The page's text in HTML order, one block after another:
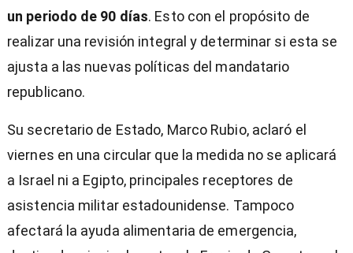
un periodo de 90 días. Esto con el propósito de
realizar una revisión integral y determinar si esta se
ajusta a las nuevas políticas del mandatario
republicano.
Su secretario de Estado, Marco Rubio, aclaró el
viernes en una circular que la medida no se aplicará
a Israel ni a Egipto, principales receptores de
asistencia militar estadounidense. Tampoco
afectará la ayuda alimentaria de emergencia,